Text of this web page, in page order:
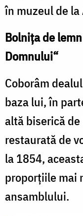
în muzeul de la
Bolniţa de
Domnului“
Coborâm
baza lui, în
altă biserică
restaurată de
la 1854,
proporţiile mai
ansamblului.